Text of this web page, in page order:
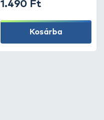
1.490 Ft
Kosárba